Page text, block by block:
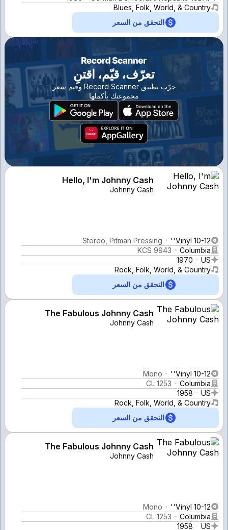
Blues, Folk, World, & Country
التحقق من السعر
تعرّف، قيّم، اقتنِ
جرّب تطبيق Record Scanner وقيم سعر
مجموعتك بأكملها
Hello, I'm Johnny Cash
Johnny Cash
Vinyl 10-12''
Stereo, Pitman Pressing
Columbia
KCS 9943
US
1970
Rock, Folk, World, & Country
التحقق من السعر
The Fabulous Johnny Cash
Johnny Cash
Vinyl 10-12''
Mono
Columbia
CL 1253
US
1958
Rock, Folk, World, & Country
التحقق من السعر
The Fabulous Johnny Cash
Johnny Cash
Vinyl 10-12''
Mono
Columbia
CL 1253
US
1958